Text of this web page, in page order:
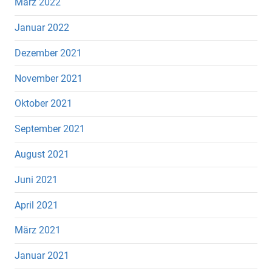
Januar 2022
Dezember 2021
November 2021
Oktober 2021
September 2021
August 2021
Juni 2021
April 2021
März 2021
Januar 2021